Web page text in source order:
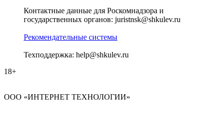
Контактные данные для Роскомнадзора и
государственных органов: juristnsk@shkulev.ru
Рекомендательные системы
Техподдержка: help@shkulev.ru
18+
ООО «ИНТЕРНЕТ ТЕХНОЛОГИИ»